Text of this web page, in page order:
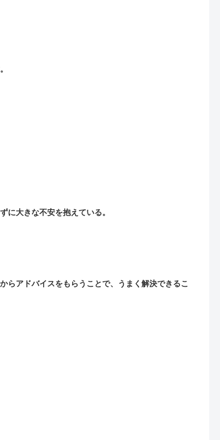
に大きな不安を抱えている。
らアドバイスをもらうことで、うまく解決できるこ